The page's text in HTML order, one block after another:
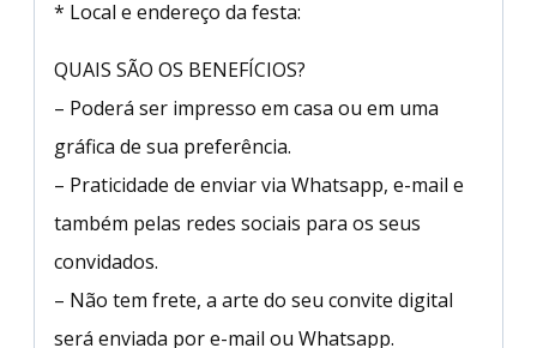
* Local e endereço da festa:
QUAIS SÃO OS BENEFÍCIOS?
– Poderá ser impresso em casa ou em uma
gráfica de sua preferência.
– Praticidade de enviar via Whatsapp, e-mail e
também pelas redes sociais para os seus
convidados.
– Não tem frete, a arte do seu convite digital
será enviada por e-mail ou Whatsapp.